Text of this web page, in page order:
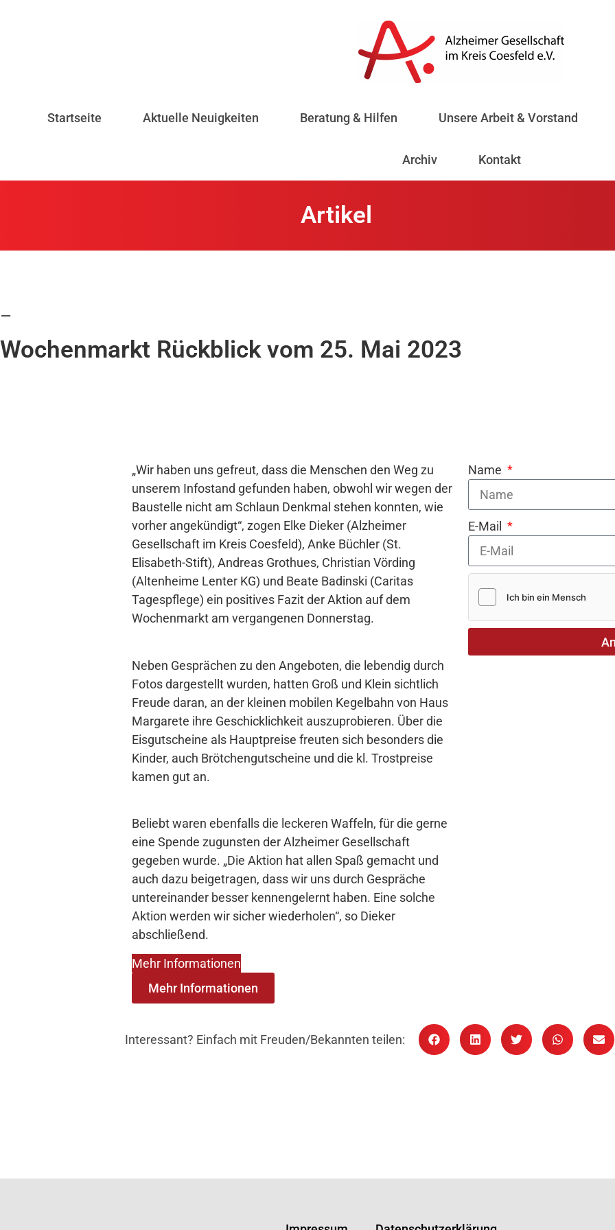
Startseite Aktuelle Neuigkeiten Beratung & Hilfen Unsere Arbeit & Vorstand
Archiv Kontakt
Artikel
–
Wochenmarkt Rückblick vom 25. Mai 2023
„Wir haben uns gefreut, dass die Menschen den Weg zu
unserem Infostand gefunden haben, obwohl wir wegen der
Baustelle nicht am Schlaun Denkmal stehen konnten, wie
vorher angekündigt“, zogen Elke Dieker (Alzheimer
Gesellschaft im Kreis Coesfeld), Anke Büchler (St.
Elisabeth-Stift), Andreas Grothues, Christian Vörding
(Altenheime Lenter KG) und Beate Badinski (Caritas
Tagespflege) ein positives Fazit der Aktion auf dem
Wochenmarkt am vergangenen Donnerstag.
Neben Gesprächen zu den Angeboten, die lebendig durch
Fotos dargestellt wurden, hatten Groß und Klein sichtlich
Freude daran, an der kleinen mobilen Kegelbahn von Haus
Margarete ihre Geschicklichkeit auszuprobieren. Über die
Eisgutscheine als Hauptpreise freuten sich besonders die
Kinder, auch Brötchengutscheine und die kl. Trostpreise
kamen gut an.
Beliebt waren ebenfalls die leckeren Waffeln, für die gerne
eine Spende zugunsten der Alzheimer Gesellschaft
gegeben wurde. „Die Aktion hat allen Spaß gemacht und
auch dazu beigetragen, dass wir uns durch Gespräche
untereinander besser kennengelernt haben. Eine solche
Aktion werden wir sicher wiederholen“, so Dieker
abschließend.
Mehr Informationen
Mehr Informationen
Name
E-Mail
Interessant? Einfach mit Freuden/Bekannten teilen: